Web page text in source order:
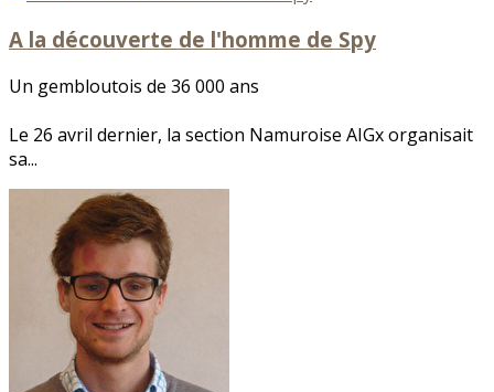
A la découverte de l'homme de Spy
Un gembloutois de 36 000 ans
Le 26 avril dernier, la section Namuroise AIGx organisait
sa...